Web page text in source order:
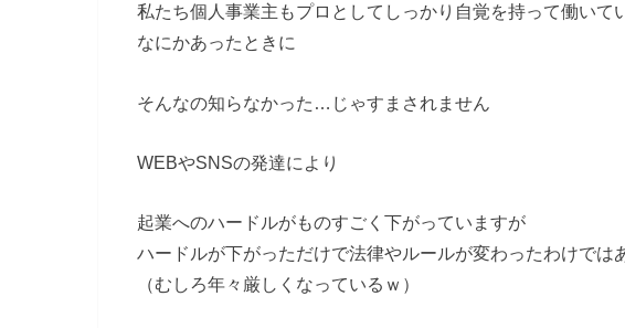
私たち個人事業主もプロとしてしっかり自覚を持って働いて
なにかあったときに
そんなの知らなかった…じゃすまされません
WEBやSNSの発達により
起業へのハードルがものすごく下がっていますが
ハードルが下がっただけで法律やルールが変わったわけでは
（むしろ年々厳しくなっているｗ）